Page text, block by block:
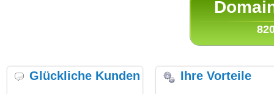
Glückliche Kunden Ihre Vorteile